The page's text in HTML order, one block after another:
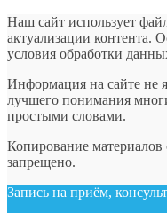
Наш сайт использует
актуализации контента.
условия обработки
Информация на сайте не
лучшего понимания
простыми словами.
Копирование материалов
запрещено.
Запись на приём,